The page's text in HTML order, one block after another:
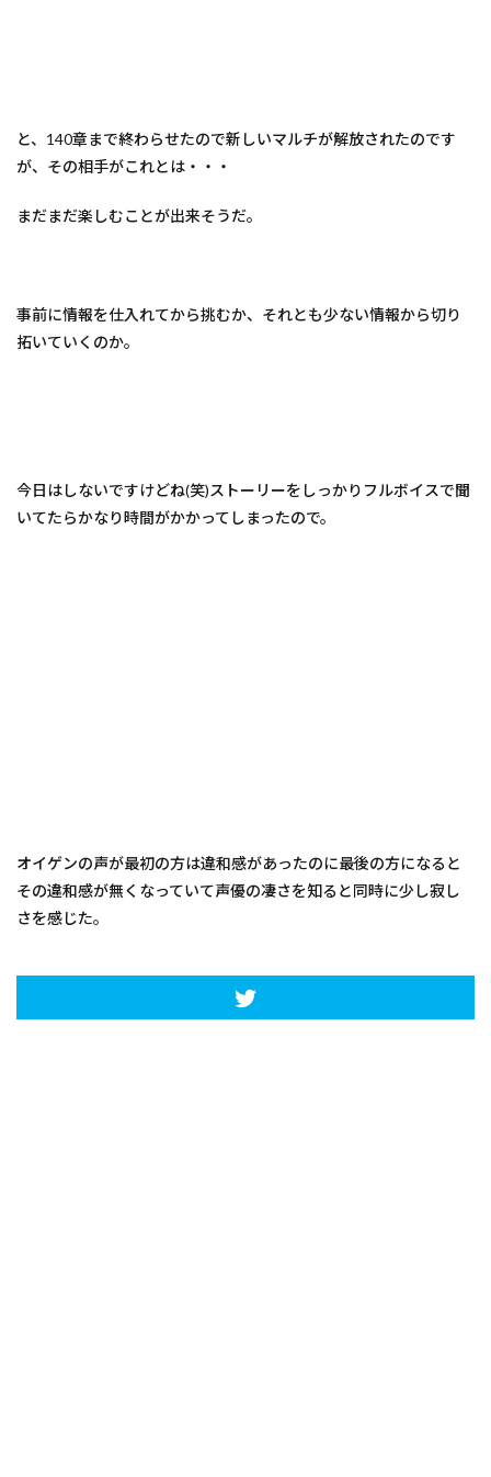
と、140章まで終わらせたので新しいマルチが解放されたのです
が、その相手がこれとは・・・
まだまだ楽しむことが出来そうだ。
事前に情報を仕入れてから挑むか、それとも少ない情報から切り
拓いていくのか。
今日はしないですけどね(笑)ストーリーをしっかりフルボイスで聞
いてたらかなり時間がかかってしまったので。
オイゲンの声が最初の方は違和感があったのに最後の方になると
その違和感が無くなっていて声優の凄さを知ると同時に少し寂し
さを感じた。